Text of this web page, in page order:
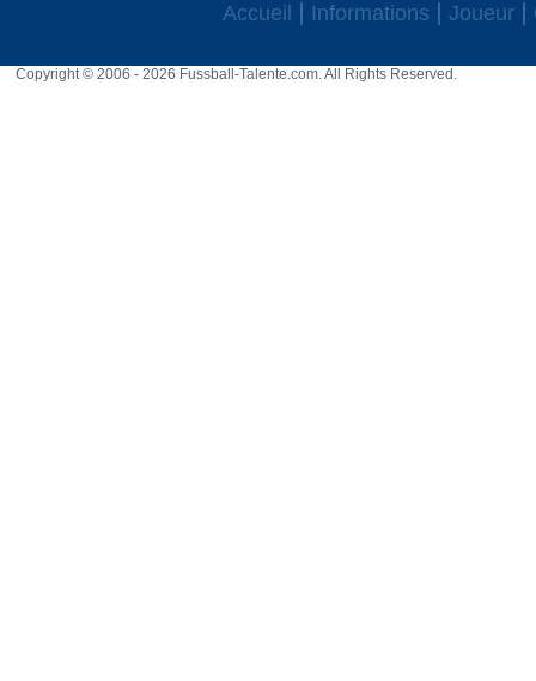
Accueil Informations Joueur
Copyright © 2006 - 2026 Fussball-Talente.com. All Rights Reserved.